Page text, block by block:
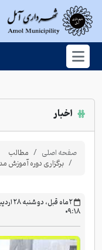
اخبار
صفحه اصلی مطالب
برگزاری دوره
۰۹:۱۸